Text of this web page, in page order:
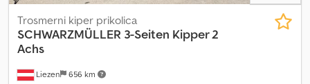
Liezen 656 km
Trosmerni kiper prikolica
SCHWARZMÜLLER 3-Seiten Kipper 2
Achs